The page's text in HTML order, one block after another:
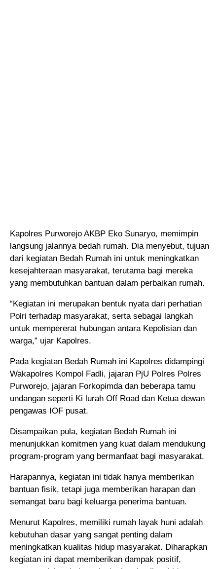
Kapolres Purworejo AKBP Eko Sunaryo, memimpin
langsung jalannya bedah rumah. Dia menyebut, tujuan
dari kegiatan Bedah Rumah ini untuk meningkatkan
kesejahteraan masyarakat, terutama bagi mereka
yang membutuhkan bantuan dalam perbaikan rumah.
“Kegiatan ini merupakan bentuk nyata dari perhatian
Polri terhadap masyarakat, serta sebagai langkah
untuk mempererat hubungan antara Kepolisian dan
warga,” ujar Kapolres.
Pada kegiatan Bedah Rumah ini Kapolres didampingi
Wakapolres Kompol Fadli, jajaran PjU Polres Polres
Purworejo, jajaran Forkopimda dan beberapa tamu
undangan seperti Ki lurah Off Road dan Ketua dewan
pengawas IOF pusat.
Disampaikan pula, kegiatan Bedah Rumah ini
menunjukkan komitmen yang kuat dalam mendukung
program-program yang bermanfaat bagi masyarakat.
Harapannya, kegiatan ini tidak hanya memberikan
bantuan fisik, tetapi juga memberikan harapan dan
semangat baru bagi keluarga penerima bantuan.
Menurut Kapolres, memiliki rumah layak huni adalah
kebutuhan dasar yang sangat penting dalam
meningkatkan kualitas hidup masyarakat. Diharapkan
kegiatan ini dapat memberikan dampak positif,